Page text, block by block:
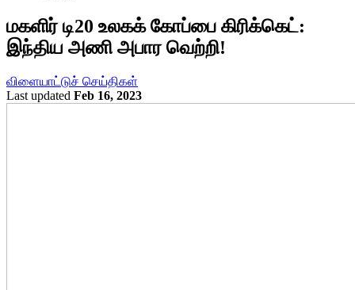
மகளிர் டி20 உலகக் கோப்பை கிரிக்கெட்:
இந்திய அணி அபார வெற்றி!
விளையாட்டுச் செய்திகள்
Last updated Feb 16, 2023